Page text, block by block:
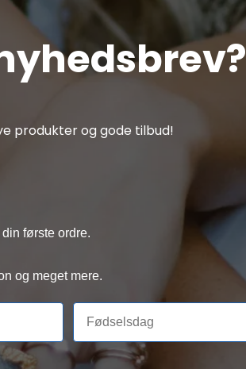
produkter og gode tilbud!
første ordre.
og meget mere.